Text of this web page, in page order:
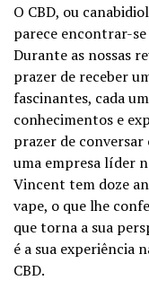
O CBD, ou
parece encontrar-se
Durante as nossas
prazer de receber
fascinantes, cada
conhecimentos e
prazer de
uma empresa líder
Vincent tem doze
vape, o que lhe
que torna a sua
é a sua experiência
CBD.